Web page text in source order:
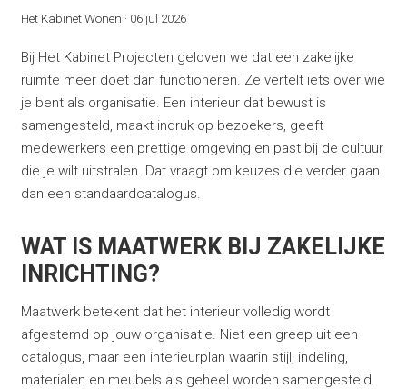
Het Kabinet Wonen · 06 jul 2026
Bij Het Kabinet Projecten geloven we dat een zakelijke
ruimte meer doet dan functioneren. Ze vertelt iets over wie
je bent als organisatie. Een interieur dat bewust is
samengesteld, maakt indruk op bezoekers, geeft
medewerkers een prettige omgeving en past bij de cultuur
die je wilt uitstralen. Dat vraagt om keuzes die verder gaan
dan een standaardcatalogus.
WAT IS MAATWERK BIJ ZAKELIJKE
INRICHTING?
Maatwerk betekent dat het interieur volledig wordt
afgestemd op jouw organisatie. Niet een greep uit een
catalogus, maar een interieurplan waarin stijl, indeling,
materialen en meubels als geheel worden samengesteld.